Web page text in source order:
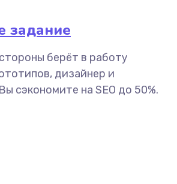
задание
берёт в работу
дизайнер и
сэкономите на SEO до 50%.